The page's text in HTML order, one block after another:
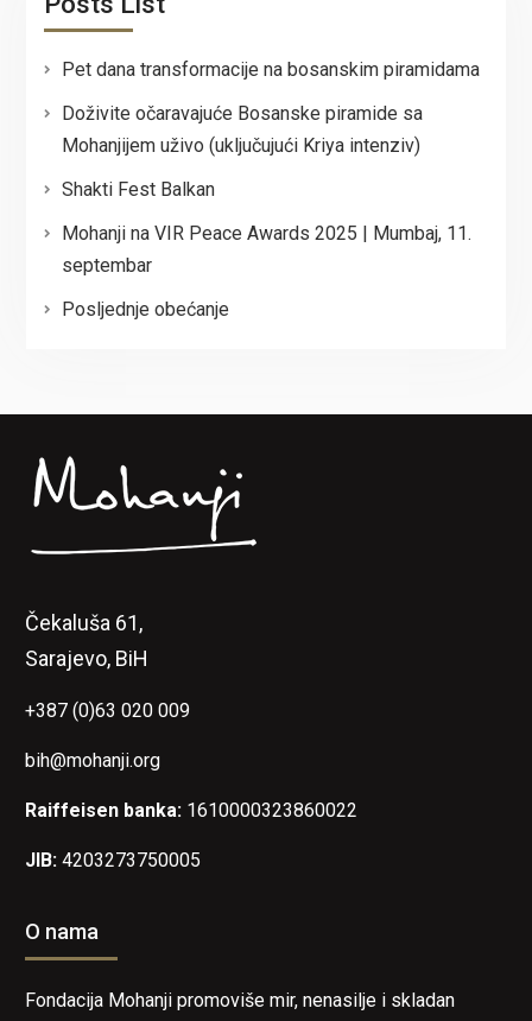
Pet dana transformacije na bosanskim piramidama
Doživite očaravajuće Bosanske piramide sa
Mohanjijem uživo (uključujući Kriya intenziv)
Shakti Fest Balkan
Mohanji na VIR Peace Awards 2025 | Mumbaj, 11.
septembar
Posljednje obećanje
Čekaluša 61,
Sarajevo, BiH
+387 (0)63 020 009
bih@mohanji.org
Raiffeisen banka: 1610000323860022
JIB: 4203273750005
O nama
Fondacija Mohanji promoviše mir, nenasilje i skladan